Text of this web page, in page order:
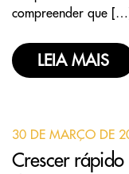
compreender que […]
LEIA MAIS
30 DE MARÇO DE
Crescer